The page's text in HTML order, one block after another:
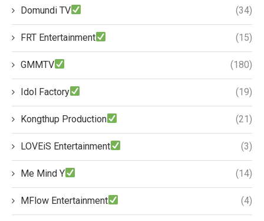
Domundi TV (34)
FRT Entertainment (15)
GMMTV (180)
Idol Factory (19)
Kongthup Production (21)
LOVEiS Entertainment (3)
Me Mind Y (14)
MFlow Entertainment (4)